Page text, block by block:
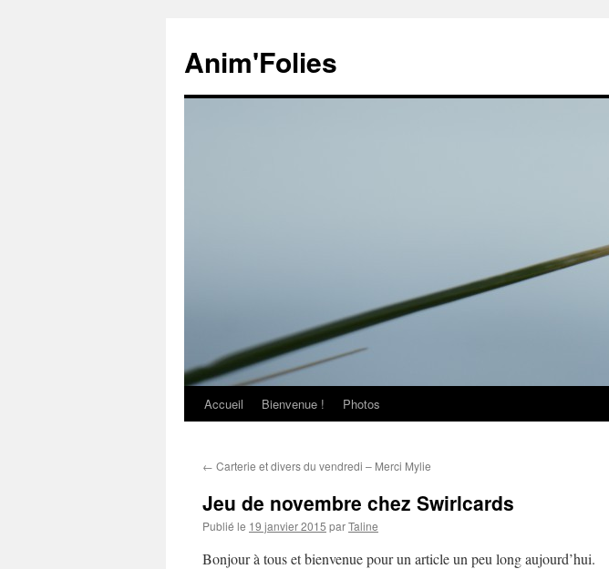
Anim'Folies
Aller
contenu
Accueil Bienvenue ! Photos
← Carterie et divers du vendredi – Merci Mylie
Jeu de novembre chez Swirlcards
Publié le 19 janvier 2015 parTaline
Bonjour à tous et bienvenue pour un article un peu long aujourd’hui.